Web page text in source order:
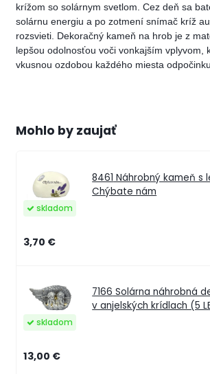
krížom so solárnym svetlom. Cez deň sa
solárnu energiu a po zotmení snímač kríž
rozsvieti. Dekoračný kameň na hrob je z
lepšou odolnosťou voči vonkajším vplyvom,
vkusnou ozdobou každého miesta
Mohlo by zaujať
8461 Náhrobný kameň s
Chýbate nám
skladom
3,70 €
7166 Solárna náhrobná
v anjelských krídlach (5
skladom
13,00 €